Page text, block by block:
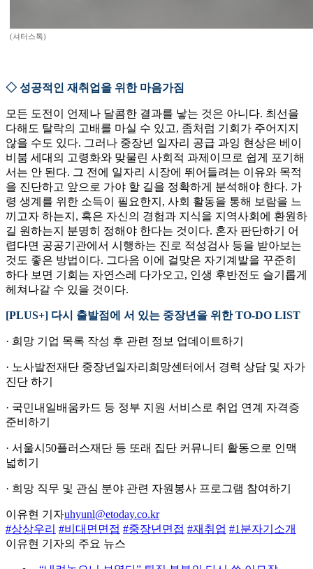
(셔터스톡)
◇ 성공적인 재취업을 위한 마음가짐
모든 도전이 언제나 달콤한 결과를 낳는 것은 아니다. 최선을
다해도 탈락의 고배를 마실 수 있고, 좀처럼 기회가 주어지지
않을 수도 있다. 그러나 중장년 일자리 공급 과잉 현상은 베이
비붐 세대의 고령화와 맞물린 사회적 과제이므로 쉽게 포기해
서는 안 된다. 그 전에 일자리 시장에 뛰어들려는 이유와 목적
을 진단하고 앞으로 가야 할 길을 정확하게 분석해야 한다. 가
령 생계를 위한 소득이 필요한지, 사회 활동을 통해 보람을 느
끼고자 하는지, 혹은 자신의 경험과 지식을 지역사회에 환원하
길 원하는지 분명히 정해야 한다는 것이다. 혼자 판단하기 어
렵다면 공공기관에서 시행하는 진로 적성검사 등을 받아보는
것도 좋은 방법이다. 그다음 이에 걸맞은 자기계발을 꾸준히
하다 보면 기회는 자연스레 다가오고, 인생 후반전도 슬기롭게
헤쳐나갈 수 있을 것이다.
[PLUS+] 다시 출발점에 서 있는 중장년을 위한 TO-DO LIST
· 희망 기업 목록 작성 후 관련 정보 업데이트하기
· 노사발전재단 중장년일자리희망센터에서 경력 상담 및 자가
진단 하기
· 국민내일배움카드 등 정부 지원 서비스로 취업 연계 자격증
준비하기
· 서울시50플러스재단 등 또래 집단 커뮤니티 활동으로 인맥
넓히기
· 희망 직무 및 관심 분야 관련 자원봉사 프로그램 참여하기
이유현 기자uhyunl@etoday.co.kr
#상상우리 #비대면면접 #중장년면접 #재취업 #1분자기소개
이유현 기자의 주요 뉴스